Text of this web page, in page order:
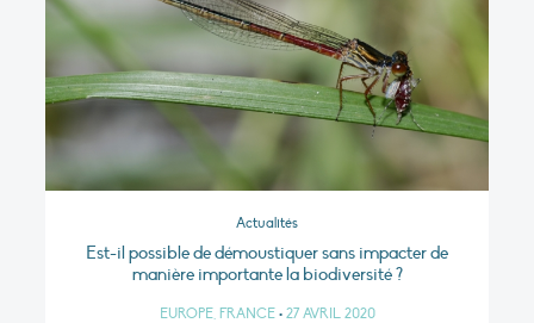
Actualités
Est-il possible de démoustiquer sans impacter de
manière importante la biodiversité ?
EUROPE, FRANCE • 27 AVRIL 2020